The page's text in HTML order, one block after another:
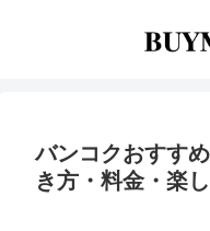
バンコクおすす
き方・料金・楽